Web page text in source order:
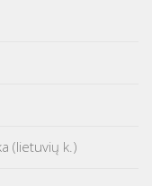
(lietuvių k.)